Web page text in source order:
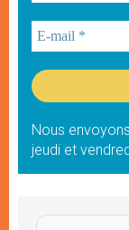
Nous
jeudi et